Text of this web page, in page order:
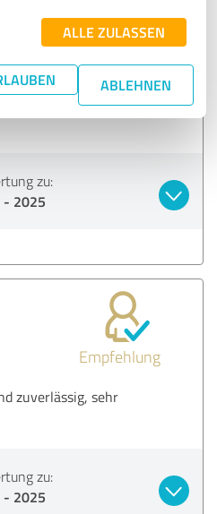
ALLE ZULASSEN
ABLEHNEN
Empfehlung
Übersetzung, wie vorher
zu:
- 2025
Empfehlung
zuverlässig, sehr
zu:
- 2025